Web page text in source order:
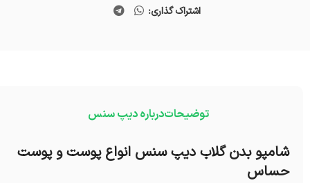
اشتراک گذاری:
توضیحاتدرباره دیپ سنس
شامپو بدن گلاب دیپ سنس انواع پوست و پوست
حساس